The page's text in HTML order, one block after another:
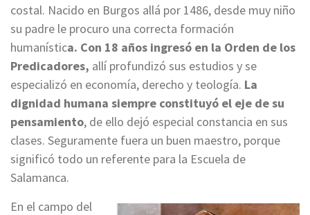
costal. Nacido en Burgos allá por 1486, desde muy niño
su padre le procuro una correcta formación
humanística. Con 18 años ingresó en la Orden de los
Predicadores, allí profundizó sus estudios y se
especializó en economía, derecho y teología. La
dignidad humana siempre constituyó el eje de su
pensamiento, de ello dejó especial constancia en sus
clases. Seguramente fuera un buen maestro, porque
significó todo un referente para la Escuela de
Salamanca.
En el campo del